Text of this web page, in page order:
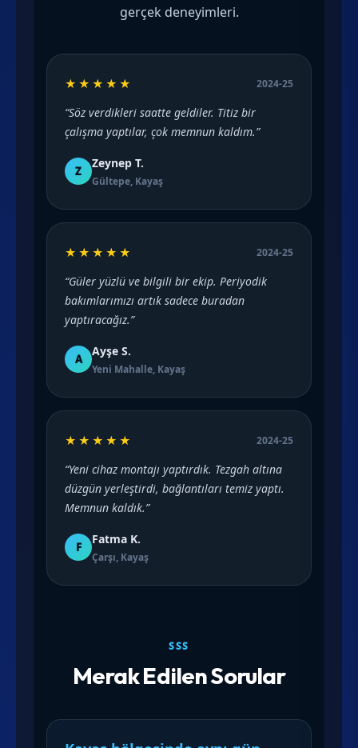
gerçek deneyimleri.
★★★★★ 2024-25
“Söz verdikleri saatte geldiler. Titiz bir
çalışma yaptılar, çok memnun kaldım.”
Z
Zeynep T.
Gültepe, Kayaş
★★★★★ 2024-25
“Güler yüzlü ve bilgili bir ekip. Periyodik
bakımlarımızı artık sadece buradan
yaptıracağız.”
A
Ayşe S.
Yeni Mahalle, Kayaş
★★★★★ 2024-25
“Yeni cihaz montajı yaptırdık. Tezgah altına
düzgün yerleştirdi, bağlantıları temiz yaptı.
Memnun kaldık.”
F
Fatma K.
Çarşı, Kayaş
SSS
Merak Edilen Sorular